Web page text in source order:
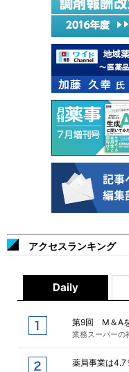
アクセスランキング
Daily
第9回 M＆A
業務スーパーの
薬局事業は4.7